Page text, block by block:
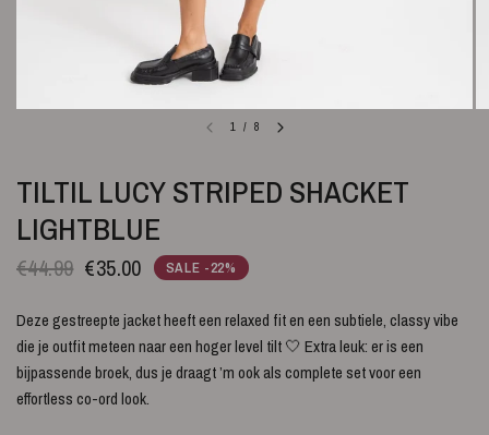
1 / 8
TILTIL LUCY STRIPED SHACKET
LIGHTBLUE
€44.99 €35.00 SALE -22%
Deze gestreepte jacket heeft een relaxed fit en een subtiele, classy vibe
die je outfit meteen naar een hoger level tilt 🤍 Extra leuk: er is een
bijpassende broek, dus je draagt ’m ook als complete set voor een
effortless co-ord look.